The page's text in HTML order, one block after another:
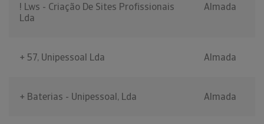
! Lws - Criação De Sites Profissionais
Lda
Almada
+ 57, Unipessoal Lda Almada
+ Baterias - Unipessoal, Lda Almada